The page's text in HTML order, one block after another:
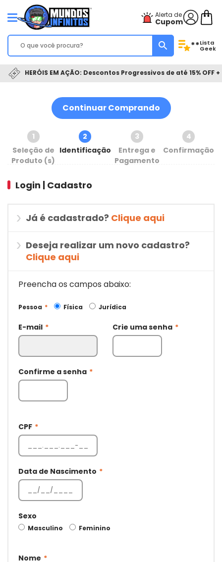
Alerta de
Cupom
**Lista
Geek
HERÓIS EM AÇÃO: Descontos Progressivos de até 15% OFF
Continuar Comprando
1
Seleção de
Produto (s)
2
Identificação
3
Entrega e
Pagamento
4
Confirmação
Login | Cadastro
Já é cadastrado? Clique aqui
Deseja realizar um novo cadastro?
Clique aqui
Preencha os campos abaixo:
Pessoa * Física Jurídica
E-mail * Crie uma senha *
Confirme a senha *
CPF *
Data de Nascimento *
Sexo
Masculino Feminino
Nome *